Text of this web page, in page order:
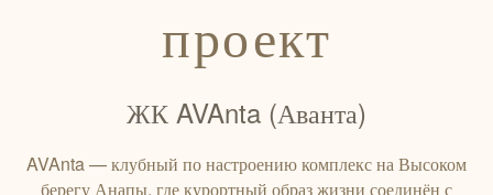
проект
ЖК AVAnta (Аванта)
AVAnta — клубный по настроению комплекс на Высоком
берегу Анапы, где курортный образ жизни соединён с